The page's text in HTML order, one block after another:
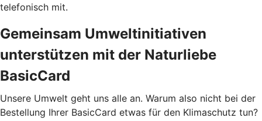
telefonisch mit.
Gemeinsam Umweltinitiativen
unterstützen mit der Naturliebe
BasicCard
Unsere Umwelt geht uns alle an. Warum also nicht bei der
Bestellung Ihrer BasicCard etwas für den Klimaschutz tun?